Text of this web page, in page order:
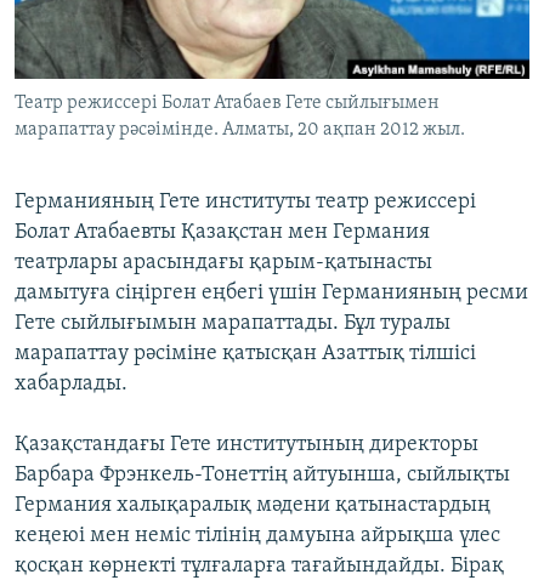
ЖАЗЫЛЫҢЫЗ
Басқа тілдерде
Театр режиссері Болат Атабаев Гете сыйлығымен
марапаттау рәсәімінде. Алматы, 20 ақпан 2012 жыл.
Германияның Гете институты театр режиссері
Болат Атабаевты Қазақстан мен Германия
театрлары арасындағы қарым-қатынасты
дамытуға сіңірген еңбегі үшін Германияның ресми
Гете сыйлығымын марапаттады. Бұл туралы
марапаттау рәсіміне қатысқан Азаттық тілшісі
хабарлады.
Қазақстандағы Гете институтының директоры
Барбара Фрэнкель-Тонеттің айтуынша, сыйлықты
Германия халықаралық мәдени қатынастардың
кеңеюі мен неміс тілінің дамуына айрықша үлес
қосқан көрнекті тұлғаларға тағайындайды. Бірақ